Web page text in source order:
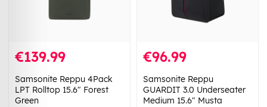
€139.99
Samsonite Reppu 4Pack
LPT Rolltop 15.6" Forest
Green
€96.99
Samsonite Reppu
GUARDIT 3.0 Underseater
Medium 15.6" Musta